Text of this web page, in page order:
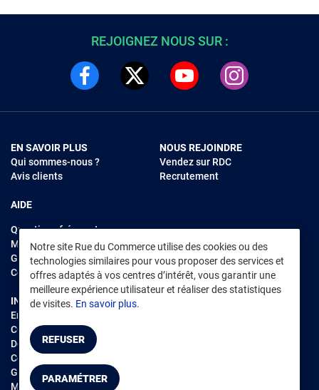
REJOIGNEZ NOUS SUR :
EN SAVOIR PLUS
Qui sommes-nous ?
Avis clients
AIDE
Questions fréquentes
Modes de règlements
Garantie et retours
Contacter Rue du Commerce
NOUS REJOINDRE
Vendez sur RDC
Recrutement
INFORMATIONS LÉGALES
Environnement
CGV /CGU Marketplace
Données personnelles
Cookies
Gérer mes cookies
Mentions légales
Notre site Rue du Commerce utilise des cookies ou des
technologies similaires pour vous proposer des services et
offres adaptés à vos centres d’intérêt, vous garantir une
meilleure expérience utilisateur et réaliser des statistiques
de visites. En savoir plus.
REFUSER
PARAMÉTRER